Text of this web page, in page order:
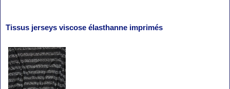
Tissus jerseys viscose élasthanne imprimés